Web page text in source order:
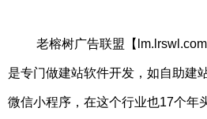
老榕树广告联盟【
是专门做建站软件开发，如自助建
微信小程序，在这个行业也17个年